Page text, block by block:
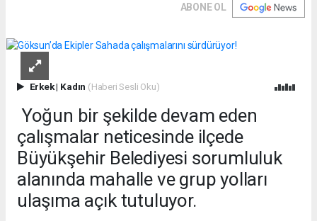
ABONE OL
Erkek| Kadın (Haberi Sesli Oku)
Yoğun bir şekilde devam eden
çalışmalar neticesinde ilçede
Büyükşehir Belediyesi sorumluluk
alanında mahalle ve grup yolları
ulaşıma açık tutuluyor.